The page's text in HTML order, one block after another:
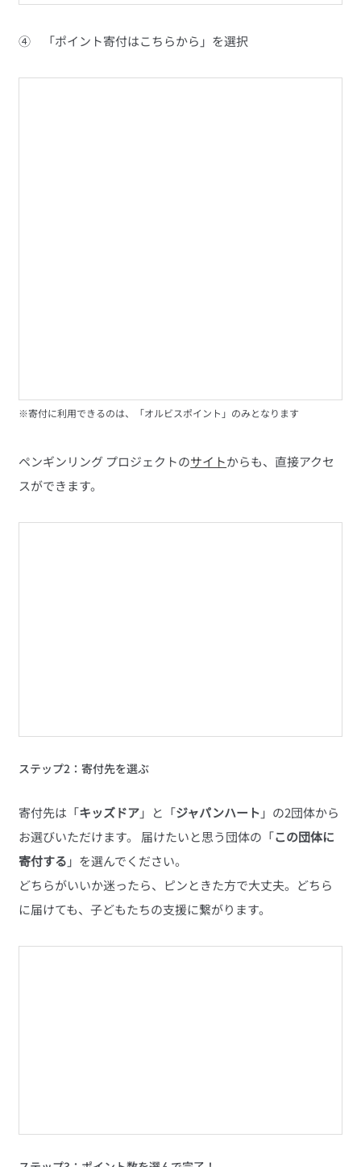
④　「ポイント寄付はこちらから」を選択
※寄付に利用できるのは、「オルビスポイント」のみとなります
ペンギンリング プロジェクトのサイトからも、直接アクセ
スができます。
ステップ2：寄付先を選ぶ
寄付先は「キッズドア」と「ジャパンハート 」の2団体から
お選びいただけます。 届けたいと思う団体の「この団体に
寄付する 」を選んでください。
どちらがいいか迷ったら、ピンときた方で大丈夫。どちら
に届けても、子どもたちの支援に繋がります。